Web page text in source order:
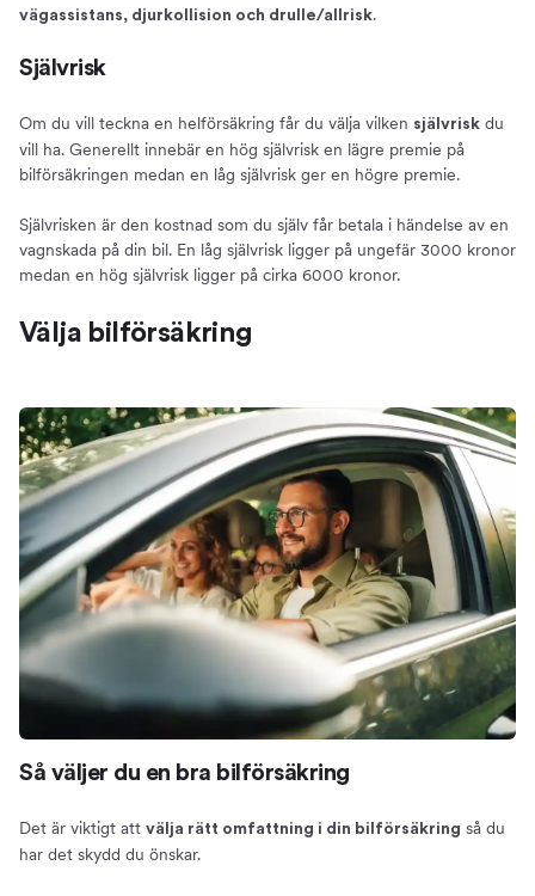
vägassistans, djurkollision och drulle/allrisk.
Självrisk
Om du vill teckna en helförsäkring får du välja vilken självrisk du
vill ha. Generellt innebär en hög självrisk en lägre premie på
bilförsäkringen medan en låg självrisk ger en högre premie.
Självrisken är den kostnad som du själv får betala i händelse av en
vagnskada på din bil. En låg självrisk ligger på ungefär 3000 kronor
medan en hög självrisk ligger på cirka 6000 kronor.
Välja bilförsäkring
Så väljer du en bra bilförsäkring
Det är viktigt att välja rätt omfattning i din bilförsäkring så du
har det skydd du önskar.